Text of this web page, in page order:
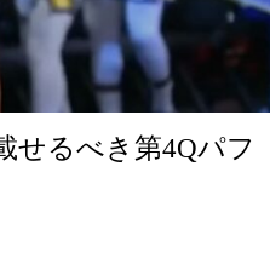
せるべき第4Qパフ